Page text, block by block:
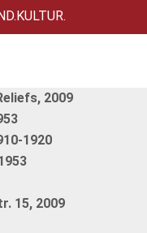
2009
1920
15, 2009